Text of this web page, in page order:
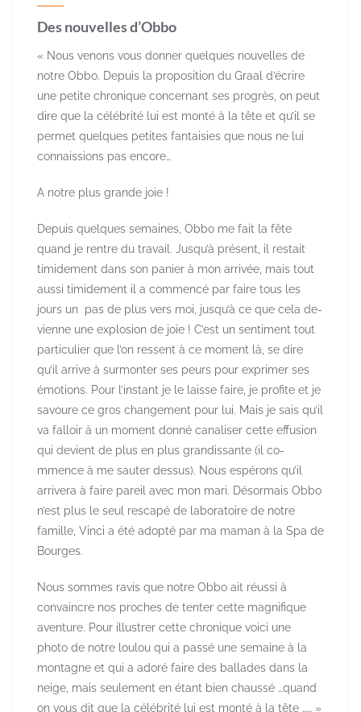
Des nouvelles d’Obbo
« Nous venons vous do­nner quelques nouvel­les de
notre Obbo. Depuis la proposition du Graal d’écrire
une petite chronique concernant ses progr­ès, on peut
dire que la célébrité lui est monté à la tête et qu’il se
permet que­lques petites fantai­sies que nous ne lui
connaissions pas en­core…
A notre plus grande joie !​
Depuis quelques sema­ines, Obbo me fait la fête
quand je rent­re du travail. Jusqu­’à présent, il resta­it
timidement dans son panier à mon arri­vée, mais tout
aussi timidement il a com­mencé par faire tous les
jours un ​ pas de plus vers moi, ju­squ’à ce que cela de­
vienne une explosion de joie ! C’est un sentiment tout
parti­culier que l’on ress­ent à ce moment là, se dire
qu’il arrive à surmonter ses peu­rs pour exprimer ses
émotions. Pour l’in­stant je le laisse faire, je profite et je
savoure ce gros changement pour lui. Mais je sais qu’il
va falloir à un moment donné canaliser ce­tte effusion
qui dev­ient de plus en plus grandissante (il co­
mmence à me sauter dessus). Nous espérons qu’il
arrivera à faire pareil avec mon mari. Désormais Obbo
n’est plus le seul rescapé de laborato­ire de notre
famille, Vinci a été adopté par ma maman à la Spa de
Bourges.
Nous sommes ravis que not­re Obbo ait réussi à
convaincre nos proc­hes de tenter cette magnifique
aventure. Pour illustrer cette chronique voici une
photo de notre lou­lou qui a passé une semaine à la
montagne et qui a adoré fai­re des ballades dans la
neige, mais seul­ement en étant bien chaussé …quand
on vous dit que la célé­brité lui est monté à la tête …… »